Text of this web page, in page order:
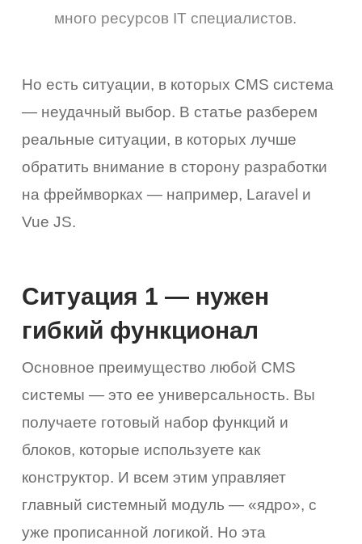
много ресурсов IT специалистов.
Но есть ситуации, в которых CMS система
— неудачный выбор. В статье разберем
реальные ситуации, в которых лучше
обратить внимание в сторону разработки
на фреймворках — например, Laravel и
Vue JS.
Ситуация 1 — нужен
гибкий функционал
Основное преимущество любой CMS
системы — это ее универсальность. Вы
получаете готовый набор функций и
блоков, которые используете как
конструктор. И всем этим управляет
главный системный модуль — «ядро», с
уже прописанной логикой. Но эта